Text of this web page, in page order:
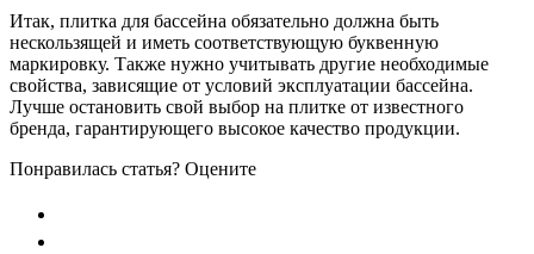
Итак, плитка для бассейна обязательно должна быть
нескользящей и иметь соответствующую буквенную
маркировку. Также нужно учитывать другие необходимые
свойства, зависящие от условий эксплуатации бассейна.
Лучше остановить свой выбор на плитке от известного
бренда, гарантирующего высокое качество продукции.
Понравилась статья? Оцените